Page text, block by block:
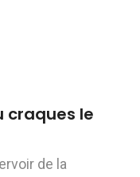
craques le
de la